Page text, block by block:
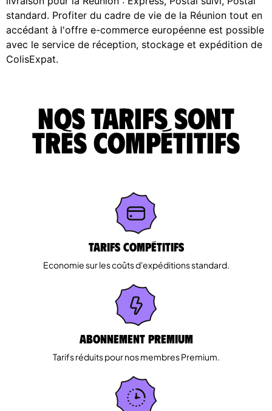
standard. Profiter du cadre de vie de la Réunion tout en
accédant à l'offre e-commerce européenne est possible
avec le service de réception, stockage et expédition de
ColisExpat.
Nos tarifs sont
très compétitifs
Tarifs Compétitifs
Economie sur les coûts d'expéditions standard.
Abonnement Premium
Tarifs réduits pour nos membres Premium.